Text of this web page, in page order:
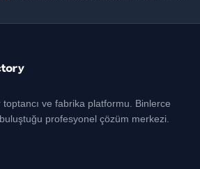
ve fabrika platformu. Binlerce
profesyonel çözüm merkezi.